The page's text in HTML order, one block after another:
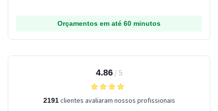
Orçamentos em até 60 minutos
4.86/ 5
2191clientes avaliaram nossos profissionais